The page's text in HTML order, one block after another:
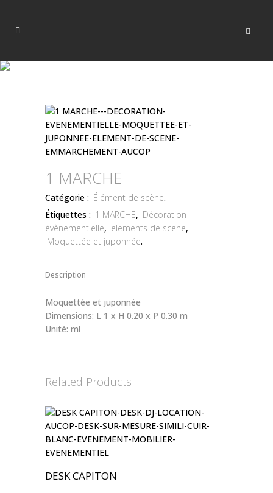
1 MARCHE
Catégorie : Élément de scène.
Étiquettes : 1 MARCHE, Décoration
évènementielle, elements de scene,
Moquettée et juponnée.
Description
Moquettée et juponnée
Dimensions: L 1 x H 0.20 x P 0.30 m
Unité: ml
Related Products
DESK CAPITON